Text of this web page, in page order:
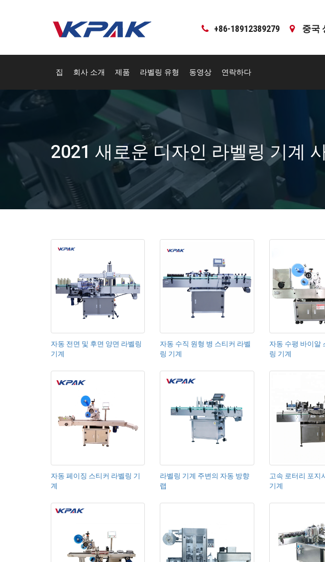
+86-18912389279 중국
집 회사 소개 제품 라벨링 유형 동영상 연락하다
2021 새로운 디자인 라벨링 기계
자동 전면 및 후면 양면 라벨링
기계
자동 수직 원형 병 스티커 라벨
링 기계
자동 수평 바이알
링 기계
자동 페이징 스티커 라벨링 기
계
라벨링 기계 주변의 자동 방향
랩
고속 로터리 포지
기계